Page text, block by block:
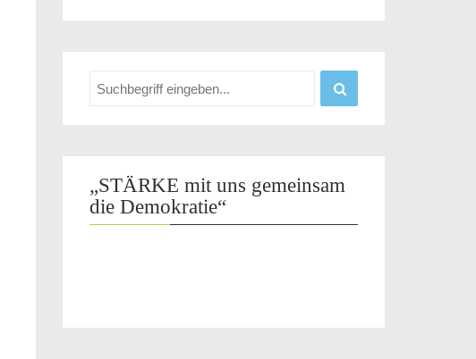
„STÄRKE mit uns gemeinsam
die Demokratie“